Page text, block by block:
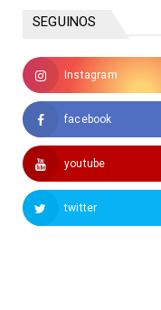
SEGUINOS
Instagram
facebook
youtube
twitter